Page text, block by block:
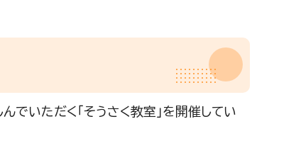
いただく「そうさく教室」を開催してい